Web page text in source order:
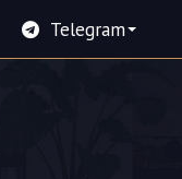
Telegram